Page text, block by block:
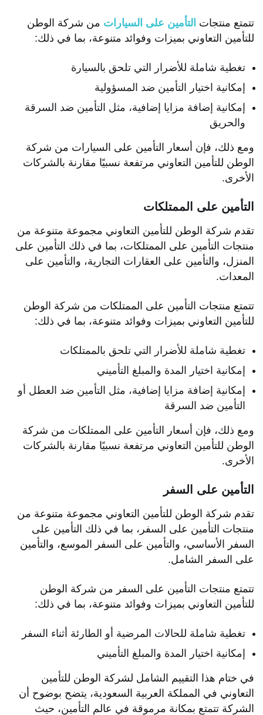
تتمتع منتجات التأمين على السيارات من شركة الوطن
للتأمين التعاوني بميزات وفوائد متنوعة، بما في ذلك:
تغطية شاملة للأضرار التي تلحق بالسيارة
إمكانية اختيار التأمين ضد المسؤولية
إمكانية إضافة مزايا إضافية، مثل التأمين ضد السرقة
والحريق
ومع ذلك، فإن أسعار التأمين على السيارات من شركة
الوطن للتأمين التعاوني مرتفعة نسبيًا مقارنة بالشركات
الأخرى.
التأمين على الممتلكات
تقدم شركة الوطن للتأمين التعاوني مجموعة متنوعة من
منتجات التأمين على الممتلكات، بما في ذلك التأمين على
المنزل، والتأمين على العقارات التجارية، والتأمين على
المعدات.
تتمتع منتجات التأمين على الممتلكات من شركة الوطن
للتأمين التعاوني بميزات وفوائد متنوعة، بما في ذلك:
تغطية شاملة للأضرار التي تلحق بالممتلكات
إمكانية اختيار المدة والمبلغ التأميني
إمكانية إضافة مزايا إضافية، مثل التأمين ضد العطل أو
التأمين ضد السرقة
ومع ذلك، فإن أسعار التأمين على الممتلكات من شركة
الوطن للتأمين التعاوني مرتفعة نسبيًا مقارنة بالشركات
الأخرى.
التأمين على السفر
تقدم شركة الوطن للتأمين التعاوني مجموعة متنوعة من
منتجات التأمين على السفر، بما في ذلك التأمين على
السفر الأساسي، والتأمين على السفر الموسع، والتأمين
على السفر الشامل.
تتمتع منتجات التأمين على السفر من شركة الوطن
للتأمين التعاوني بميزات وفوائد متنوعة، بما في ذلك:
تغطية شاملة للحالات المرضية أو الطارئة أثناء السفر
إمكانية اختيار المدة والمبلغ التأميني
في ختام هذا التقييم الشامل لشركة الوطن للتأمين
التعاوني في المملكة العربية السعودية، يتضح بوضوح أن
الشركة تتمتع بمكانة مرموقة في عالم التأمين، حيث